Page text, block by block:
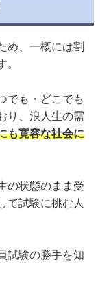
め、一概には割
。
でも・どこでも
り、浪人生の需
も寛容な社会に
の状態のまま受
て試験に挑む人
試験の勝手を知